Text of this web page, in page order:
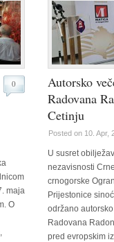
0
maja
O
Autorsko
Radovana
Cetinju
Posted on 10. Apr,
U susret
nezavisnosti
crnogorske
Prijestonice
održano
Radovana
pred evropskim